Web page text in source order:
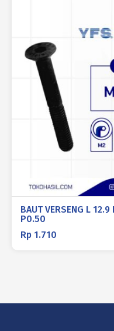
BAUT VERSENG L
P0.50
Rp 1.710